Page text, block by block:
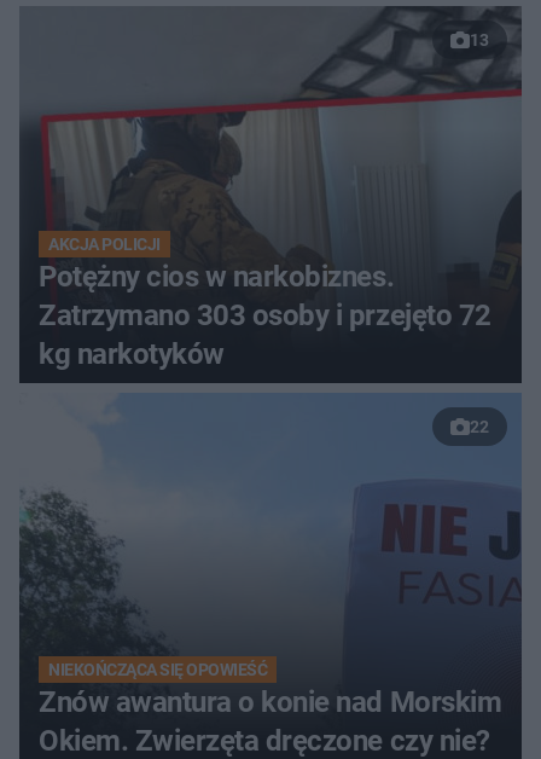
13
AKCJA POLICJI
Potężny cios w narkobiznes.
Zatrzymano 303 osoby i przejęto 72
kg narkotyków
22
NIEKOŃCZĄCA SIĘ OPOWIEŚĆ
Znów awantura o konie nad Morskim
Okiem. Zwierzęta dręczone czy nie?